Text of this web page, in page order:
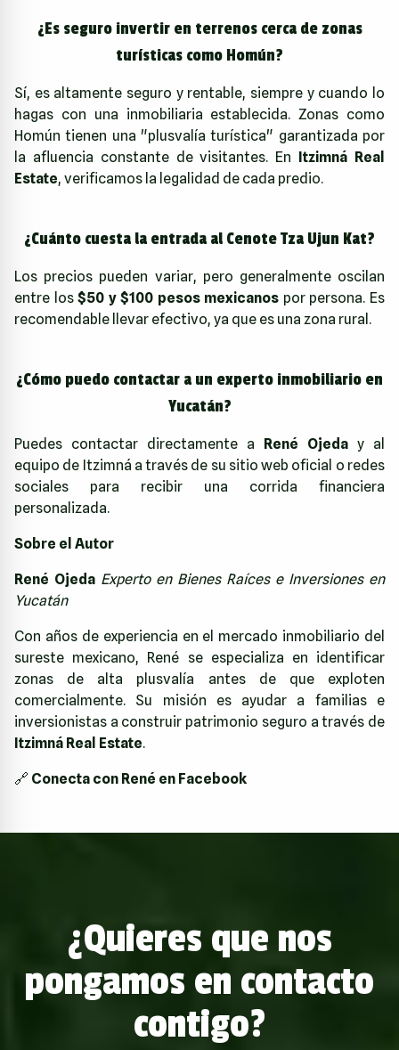
¿Es seguro invertir en terrenos cerca de zonas
turísticas como Homún?
Sí, es altamente seguro y rentable, siempre y cuando lo
hagas con una inmobiliaria establecida. Zonas como
Homún tienen una "plusvalía turística" garantizada por
la afluencia constante de visitantes. En Itzimná Real
Estate, verificamos la legalidad de cada predio.
¿Cuánto cuesta la entrada al Cenote Tza Ujun Kat?
Los precios pueden variar, pero generalmente oscilan
entre los$50 y $100 pesos mexicanos por persona. Es
recomendable llevar efectivo, ya que es una zona rural.
¿Cómo puedo contactar a un experto inmobiliario en
Yucatán?
Puedes contactar directamente a René Ojeda y al
equipo de Itzimná a través de su sitio web oficial o redes
sociales para recibir una corrida financiera
personalizada.
Sobre el Autor
René Ojeda Experto en Bienes Raíces e Inversiones en
Yucatán
Con años de experiencia en el mercado inmobiliario del
sureste mexicano, René se especializa en identificar
zonas de alta plusvalía antes de que exploten
comercialmente. Su misión es ayudar a familias e
inversionistas a construir patrimonio seguro a través de
Itzimná Real Estate.
🔗 Conecta con René en Facebook
¿Quieres que nos
pongamos en contacto
contigo?